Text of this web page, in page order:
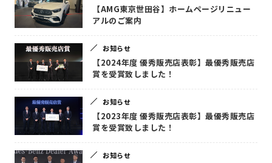
【AMG東京世田谷】ホームページリニュー
アルのご案内
お知らせ
【2024年度 優秀販売店表彰】最優秀販売店
賞を受賞致しました！
お知らせ
【2023年度 優秀販売店表彰】最優秀販売店
賞を受賞致しました！
お知らせ